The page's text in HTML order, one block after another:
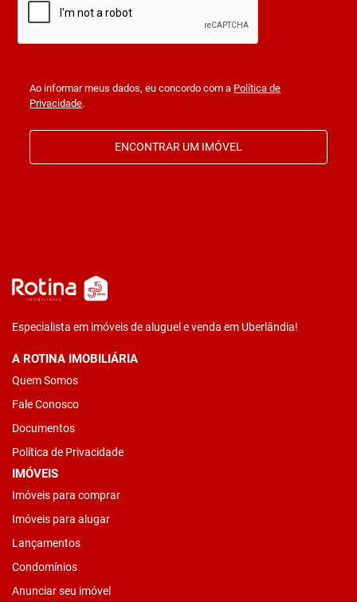
Ao informar meus dados, eu concordo com a Política de
Privacidade.
ENCONTRAR UM IMÓVEL
Especialista em imóveis de aluguel e venda em Uberlândia!
A ROTINA IMOBILIÁRIA
Quem Somos
Fale Conosco
Documentos
Política de Privacidade
IMÓVEIS
Imóveis para comprar
Imóveis para alugar
Lançamentos
Condomínios
Anunciar seu imóvel